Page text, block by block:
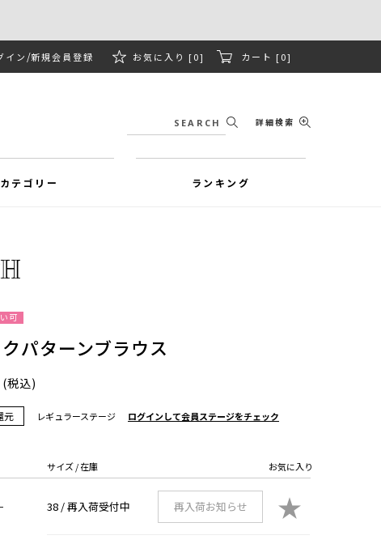
イン 新規会員登録 お気に入り [0] カート [0]
詳細検索
カテゴリー ランキング
可
パターンブラウス
(税込)
元 レギュラーステージ ログインして会員ステージをチェック
サイズ / 在庫 お気に入り
38 /再入荷受付中 再入荷お知らせ ★